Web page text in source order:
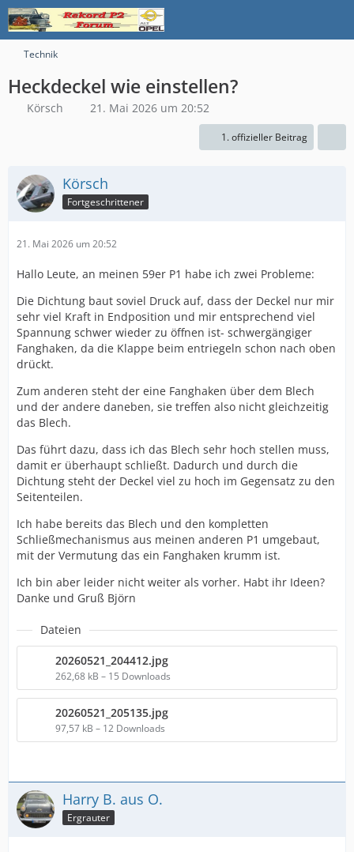
Technik
Heckdeckel wie einstellen?
Körsch 21. Mai 2026 um 20:52
1. offizieller Beitrag
Körsch
Fortgeschrittener
21. Mai 2026 um 20:52
Hallo Leute, an meinen 59er P1 habe ich zwei Probleme:
Die Dichtung baut soviel Druck auf, dass der Deckel nur mir
sehr viel Kraft in Endposition und mir entsprechend viel
Spannung schwer wieder zu öffnen ist- schwergängiger
Fanghaken, da die Klappe beim entriegeln schon nach oben
drückt.
Zum anderen steht der eine Fanghaken über dem Blech
und der andere daneben, sie treffen also nicht gleichzeitig
das Blech.
Das führt dazu, dass ich das Blech sehr hoch stellen muss,
damit er überhaupt schließt. Dadurch und durch die
Dichtung steht der Deckel viel zu hoch im Gegensatz zu den
Seitenteilen.
Ich habe bereits das Blech und den kompletten
Schließmechanismus aus meinen anderen P1 umgebaut,
mit der Vermutung das ein Fanghaken krumm ist.
Ich bin aber leider nicht weiter als vorher. Habt ihr Ideen?
Danke und Gruß Björn
Dateien
20260521_204412.jpg
262,68 kB – 15 Downloads
20260521_205135.jpg
97,57 kB – 12 Downloads
Harry B. aus O.
Ergrauter